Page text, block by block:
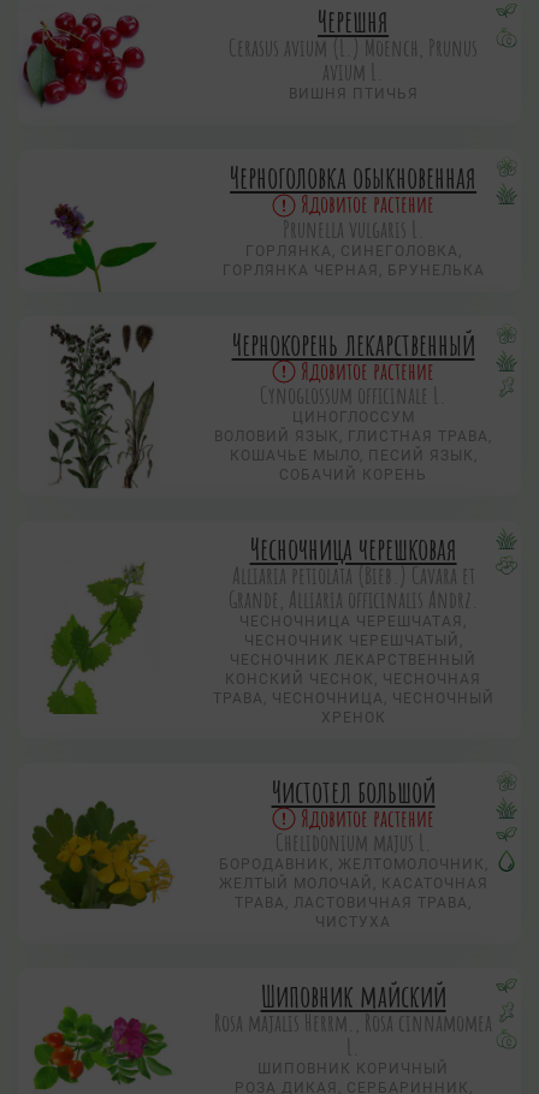
Черешня
Cerasus avium (L.) Moench, Prunus
avium L.
ВИШНЯ ПТИЧЬЯ
Черноголовка обыкновенная
Ядовитое растение
Prunella vulgaris L.
ГОРЛЯНКА, СИНЕГОЛОВКА,
ГОРЛЯНКА ЧЕРНАЯ, БРУНЕЛЬКА
Чернокорень лекарственный
Ядовитое растение
Cynoglossum officinale L.
ЦИНОГЛОССУМ
ВОЛОВИЙ ЯЗЫК, ГЛИСТНАЯ ТРАВА,
КОШАЧЬЕ МЫЛО, ПЕСИЙ ЯЗЫК,
СОБАЧИЙ КОРЕНЬ
Чесночница черешковая
Alliaria petiolata (Bieb.) Cavara et
Grande, Alliaria officinalis Andrz.
ЧЕСНОЧНИЦА ЧЕРЕШЧАТАЯ,
ЧЕСНОЧНИК ЧЕРЕШЧАТЫЙ,
ЧЕСНОЧНИК ЛЕКАРСТВЕННЫЙ
КОНСКИЙ ЧЕСНОК, ЧЕСНОЧНАЯ
ТРАВА, ЧЕСНОЧНИЦА, ЧЕСНОЧНЫЙ
ХРЕНОК
Чистотел большой
Ядовитое растение
Chelidonium majus L.
БОРОДАВНИК, ЖЕЛТОМОЛОЧНИК,
ЖЕЛТЫЙ МОЛОЧАЙ, КАСАТОЧНАЯ
ТРАВА, ЛАСТОВИЧНАЯ ТРАВА,
ЧИСТУХА
Шиповник майский
Rosa majalis Herrm., Rosa cinnamomea
L.
ШИПОВНИК КОРИЧНЫЙ
РОЗА ДИКАЯ, СЕРБАРИННИК,